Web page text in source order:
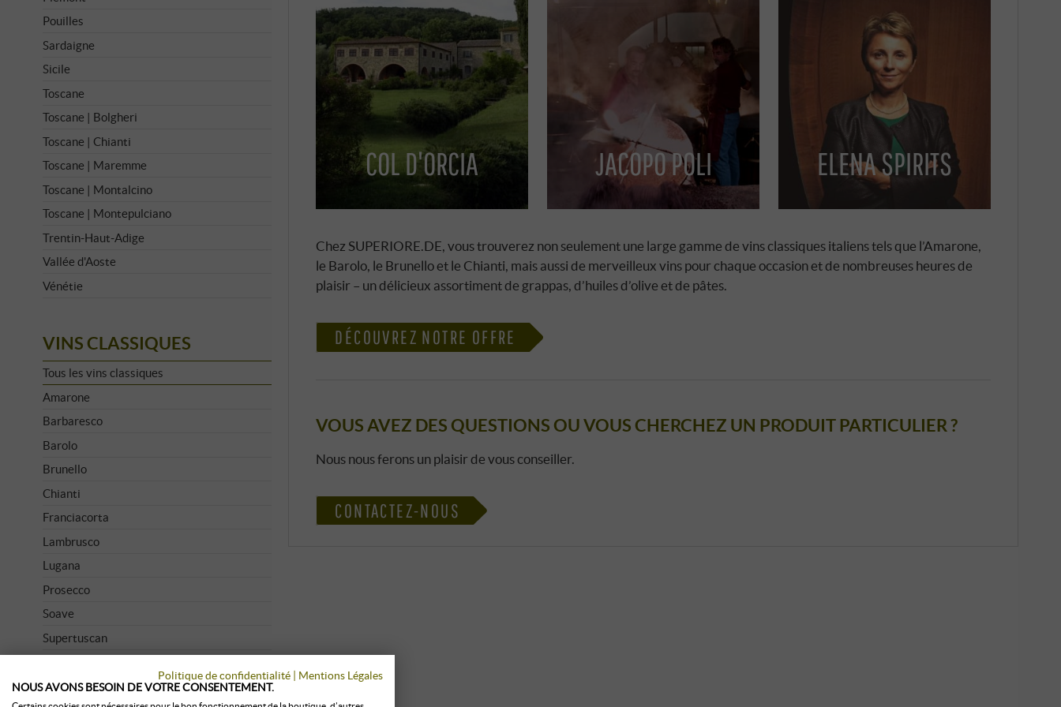
COL D'ORCIA JACOPO POLI ELENA SPIRITS
Chez SUPERIORE.DE, vous trouverez non seulement une large gamme de vins classiques italiens tels que l’Amarone,
le Barolo, le Brunello et le Chianti, mais aussi de merveilleux vins pour chaque occasion et de nombreuses heures de
plaisir – un délicieux assortiment de grappas, d’huiles d’olive et de pâtes.
DÉCOUVREZ NOTRE OFFRE
VOUS AVEZ DES QUESTIONS OU VOUS CHERCHEZ UN PRODUIT PARTICULIER ?
Nous nous ferons un plaisir de vous conseiller.
CONTACTEZ-NOUS
Pouilles
Sardaigne
Sicile
Toscane
Toscane | Bolgheri
Toscane | Chianti
Toscane | Maremme
Toscane | Montalcino
Toscane | Montepulciano
Trentin-Haut-Adige
Vallée d'Aoste
Vénétie
VINS CLASSIQUES
Tous les vins classiques
Amarone
Barbaresco
Barolo
Brunello
Chianti
Franciacorta
Lambrusco
Lugana
Prosecco
Soave
Supertuscan
Politique de confidentialité | Mentions Légales
NOUS AVONS BESOIN DE VOTRE CONSENTEMENT.